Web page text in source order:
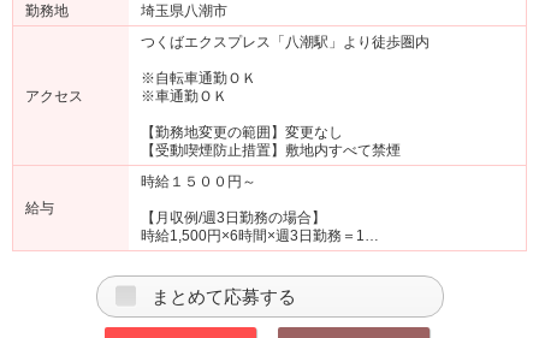
勤務地
埼玉県八潮市
アクセス
つくばエクスプレス「八潮駅」より徒歩圏内
※自転車通勤ＯＫ
※車通勤ＯＫ
【勤務地変更の範囲】変更なし
【受動喫煙防止措置】敷地内すべて禁煙
給与
時給１５００円～
【月収例/週3日勤務の場合】
時給1,500円×6時間×週3日勤務＝1…
まとめて応募する